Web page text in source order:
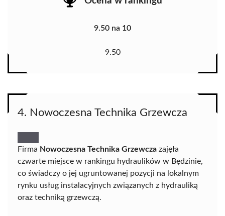
9.50 na 10
9.50
4. Nowoczesna Technika Grzewcza
Firma Nowoczesna Technika Grzewcza zajęła
czwarte miejsce w rankingu hydraulików w Będzinie,
co świadczy o jej ugruntowanej pozycji na lokalnym
rynku usług instalacyjnych związanych z hydrauliką
oraz techniką grzewczą.